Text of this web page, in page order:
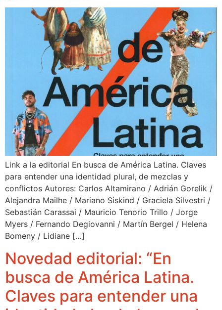
Link a la editorial En busca de América Latina. Claves
para entender una identidad plural, de mezclas y
conflictos Autores: Carlos Altamirano / Adrián Gorelik /
Alejandra Mailhe / Mariano Siskind / Graciela Silvestri /
Sebastián Carassai / Mauricio Tenorio Trillo / Jorge
Myers / Fernando Degiovanni / Martín Bergel / Helena
Bomeny / Lidiane […]
Novedad editorial: “En
busca de América Latina.
Claves para entender una